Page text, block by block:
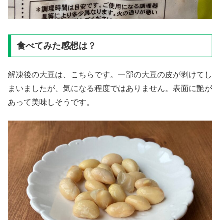
食べてみた感想は？
解凍後の大豆は、こちらです。一部の大豆の皮が剥けてし
まいましたが、気になる程度ではありません。表面に艶が
あって美味しそうです。